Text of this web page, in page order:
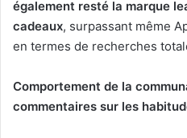
également resté la marque
cadeaux, surpassant même
en termes de recherches
Comportement de la
commentaires sur les